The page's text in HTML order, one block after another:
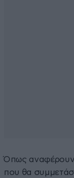
Όπως αναφέρουν
που θα